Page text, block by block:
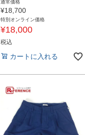
通常価格
¥18,700
特別オンライン価格
¥18,000
税込
カートに入れる